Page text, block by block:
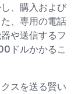
、購入および
、専用の電話
や送信するフ
ドルかかるこ
スを送る賢い